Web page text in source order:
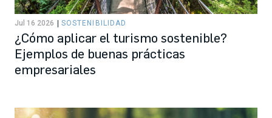
Jul 16 2026 SOSTENIBILIDAD
¿Cómo aplicar el turismo sostenible?
Ejemplos de buenas prácticas
empresariales